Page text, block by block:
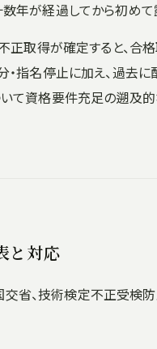
年が経過してから初めて
正取得が確定すると、合
・指名停止に加え、過去に
て資格要件充足の遡及
と対応
省、技術検定不正受検